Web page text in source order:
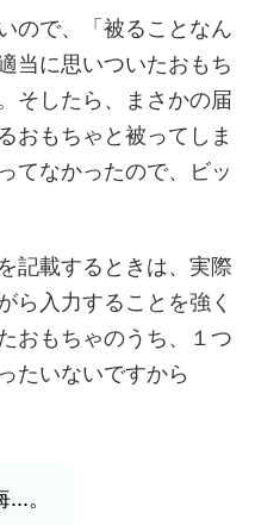
ので、「被ることなん
当に思いついたおもち
そしたら、まさかの届
おもちゃと被ってしま
てなかったので、ビッ
記載するときは、実際
ら入力することを強く
おもちゃのうち、１つ
たいないですから
。